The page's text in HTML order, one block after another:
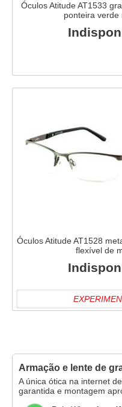
Óculos Atitude AT1533
ponteira verde
Óculos Atitude AT1528
flexível de
Armação e lente de
A única ótica na internet
garantida e montagem